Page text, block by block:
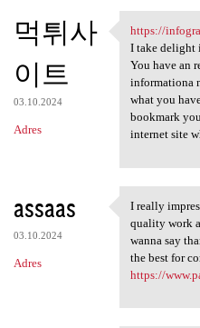
먹튀사
이트
03.10.2024
Adres
https://
https://
I take delight
You have an
informationa
what you
bookmark
internet site
assaas
03.10.2024
Adres
I really
I really
quality work
wanna say
the best for
https://